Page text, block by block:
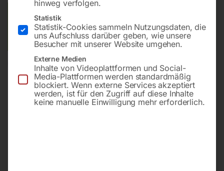
Versandkosten Standard (Österreich):
Bitte beachten Sie: Die Versandkosten gelten für Österreich.
Andere Länder können abweichen.
In den Warenkorb
hinweg verfolgen.
Statistik
Statistik-Cookies sammeln Nutzungsdaten, die
uns Aufschluss darüber geben, wie unsere
Besucher mit unserer Website umgehen.
Externe Medien
Inhalte von Videoplattformen und Social-
Media-Plattformen werden standardmäßig
blockiert. Wenn externe Services akzeptiert
werden, ist für den Zugriff auf diese Inhalte
keine manuelle Einwilligung mehr erforderlich.